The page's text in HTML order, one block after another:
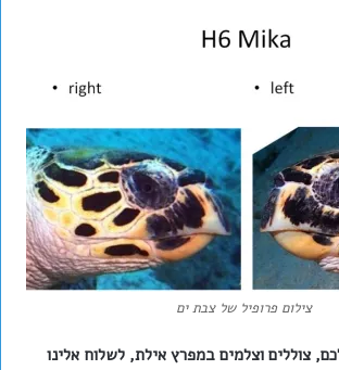
צילום פרופיל של צבת ים
צוללים וצלמים במפרץ אילת, לשלוח אלינו